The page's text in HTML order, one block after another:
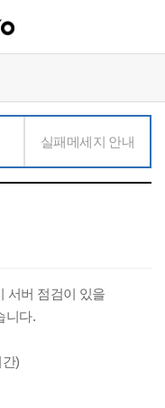
실패메세지 안내
서버 점검이 있을
니다.
)